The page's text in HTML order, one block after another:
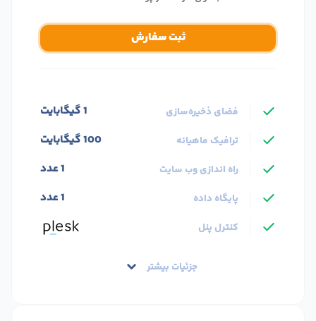
ثبت سفارش
فضای ذخیره‌سازی 1 گیگابایت
ترافیک ماهیانه 100 گیگابایت
راه اندازی وب سایت 1 عدد
پایگاه داده 1 عدد
کنترل پنل
جزئیات بیشتر